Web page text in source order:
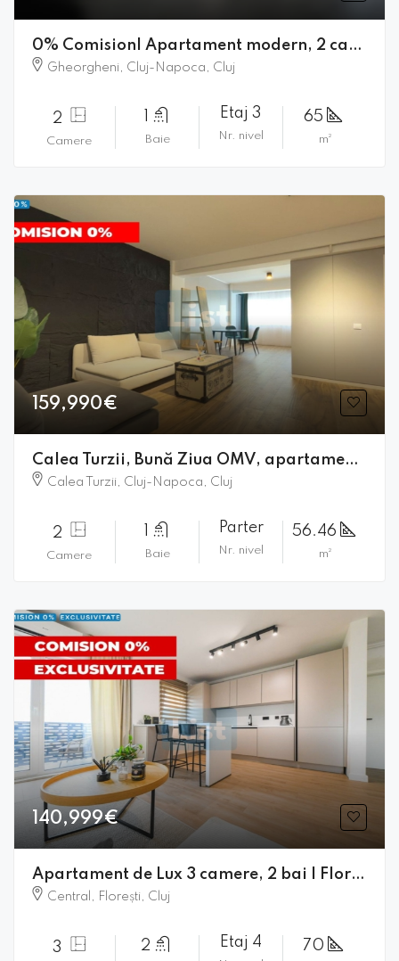
0% Comision| Apartament modern, 2 camere, parcare si balcon | FSEGA
Gheorgheni, Cluj-Napoca, Cluj
2
Camere Baie
Etaj 3
Nr. nivel
65
m²
159,990€
Calea Turzii, Bună Ziua OMV, apartament cu 2 camere
Calea Turzii, Cluj-Napoca, Cluj
2
Camere Baie
Parter
Nr. nivel
56.46
m²
140,999€
Apartament de Lux 3 camere, 2 bai | Floresti | Comision 0% |
Central, Florești, Cluj
3 2 Etaj 4 70